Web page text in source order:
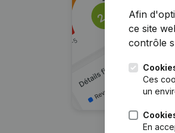
Afin
ce site
contrôle
Ces
un
En